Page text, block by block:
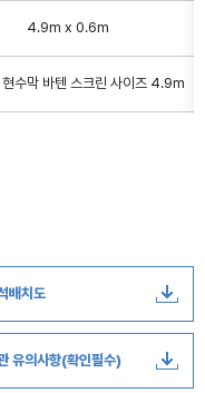
4.9m x 0.6m
현수막 바텐 스크린 사이즈 4.9m
배치도
유의사항(확인필수)